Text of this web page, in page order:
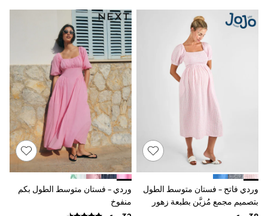
Cardigans
Coats & Jackets
Underwear
Socks & Tights
Multipacks
All Girls Sports & Swimwear
Trainers & Pumps
Tops
Leggings
Shorts
adidas
Nike
Shop All
Shoes
Coats & Jackets
Bags & Accessories
Shirts
وردي فاتح - فستان متوسط الطول
بتصميم مجمع مُزيَّن بطبعة زهور
وردي - فستان متوسط الطول بكم
منفوخ